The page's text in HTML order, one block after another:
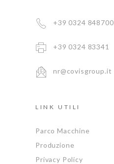
+39 0324 848700
+39 0324 83341
nr@covisgroup.it
LINK UTILI
Parco Macchine
Produzione
Privacy Policy